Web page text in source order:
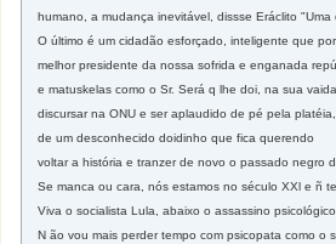
humano, a mudança inevitável, dissse Eráclito
O último é um cidadão esforçado, inteligente que
melhor presidente da nossa sofrida e enganada
e matuskelas como o Sr. Será q lhe doi, na sua
discursar na ONU e ser aplaudido de pé pela
de um desconhecido doidinho que fica querendo
voltar a história e tranzer de novo o passado negro
Se manca ou cara, nós estamos no século XXl e ñ
Viva o socialista Lula, abaixo o assassino
N ão vou mais perder tempo com psicopata como o